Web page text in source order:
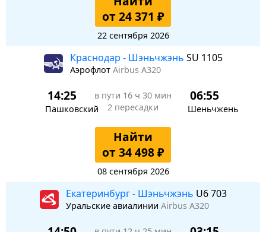
от 24 371 ₽
22 сентября 2026
Краснодар - Шэньчжэнь SU 1105
Аэрофлот Airbus A320
14:25
Пашковский
в пути 16 ч 30 мин
2 пересадки
06:55
Шеньчжень
Найти
от 34 498 ₽
08 сентября 2026
Екатеринбург - Шэньчжэнь U6 703
Уральские авиалинии Airbus A320